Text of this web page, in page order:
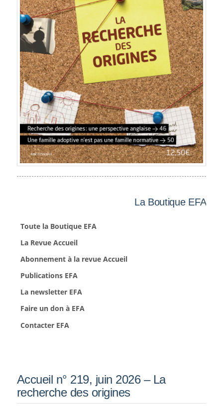
La Boutique EFA
Toute la Boutique EFA
La Revue Accueil
Abonnement à la revue Accueil
Publications EFA
La newsletter EFA
Faire un don à EFA
Contacter EFA
Accueil n° 219, juin 2026 – La
recherche des origines